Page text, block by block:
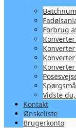
Forbrug
Konverter
Vidste
Kontakt
Ønskeliste
Brugerkonto